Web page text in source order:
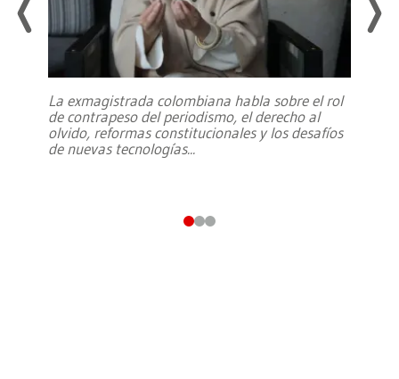
La exmagistrada colombiana habla sobre el rol
de contrapeso del periodismo, el derecho al
olvido, reformas constitucionales y los desafíos
de nuevas tecnologías...